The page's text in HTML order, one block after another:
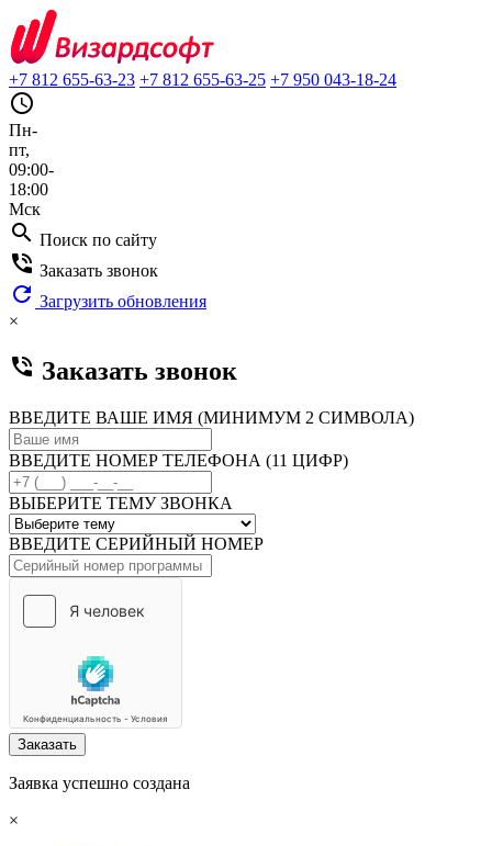
+7 812 655-63-23 +7 812 655-63-25 +7 950 043-18-24
query_builder
Пн-
пт,
09:00-
18:00
Мск
search Поиск по сайту
phone_in_talk Заказать звонок
refresh Загрузить обновления
×
phone_in_talk Заказать звонок
ВВЕДИТЕ ВАШЕ ИМЯ (МИНИМУМ 2 СИМВОЛА)
ВВЕДИТЕ НОМЕР ТЕЛЕФОНА (11 ЦИФР)
ВЫБЕРИТЕ ТЕМУ ЗВОНКА
ВВЕДИТЕ СЕРИЙНЫЙ НОМЕР
Заказать
Заявка успешно создана
×